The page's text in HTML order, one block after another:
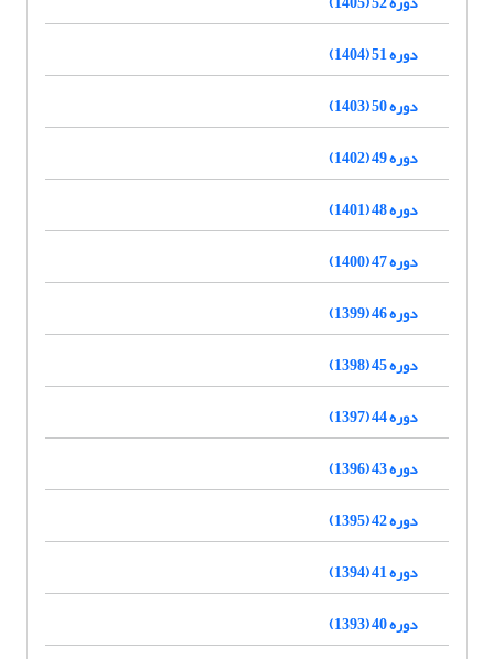
دوره 51 (1404)
دوره 50 (1403)
دوره 49 (1402)
دوره 48 (1401)
دوره 47 (1400)
دوره 46 (1399)
دوره 45 (1398)
دوره 44 (1397)
دوره 43 (1396)
دوره 42 (1395)
دوره 41 (1394)
دوره 40 (1393)